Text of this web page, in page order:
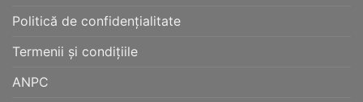
Politică de confidențialitate
Termenii și condițiile
ANPC